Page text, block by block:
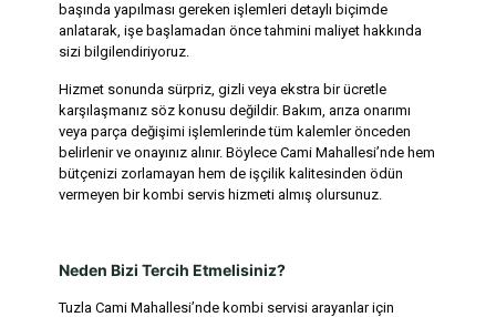
başında yapılması gereken işlemleri detaylı biçimde
anlatarak, işe başlamadan önce tahmini maliyet hakkında
sizi bilgilendiriyoruz.
Hizmet sonunda sürpriz, gizli veya ekstra bir ücretle
karşılaşmanız söz konusu değildir. Bakım, arıza onarımı
veya parça değişimi işlemlerinde tüm kalemler önceden
belirlenir ve onayınız alınır. Böylece Cami Mahallesi’nde hem
bütçenizi zorlamayan hem de işçilik kalitesinden ödün
vermeyen bir kombi servis hizmeti almış olursunuz.
Neden Bizi Tercih Etmelisiniz?
Tuzla Cami Mahallesi’nde kombi servisi arayanlar için